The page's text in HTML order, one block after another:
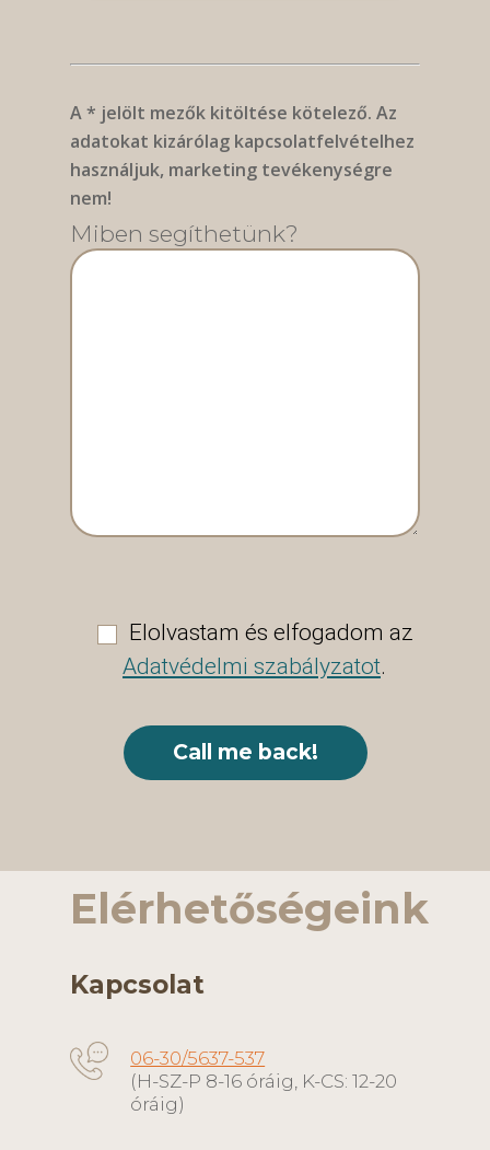
A * jelölt mezők kitöltése kötelező. Az
adatokat kizárólag kapcsolatfelvételhez
használjuk, marketing tevékenységre
nem!
Miben segíthetünk?
Elolvastam és elfogadom az
Adatvédelmi szabályzatot.
Elérhetőségeink
Kapcsolat
06-30/5637-537
(H-SZ-P 8-16 óráig, K-CS: 12-20
óráig)